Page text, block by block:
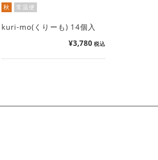
秋 常温便
kuri-mo(くりーも) 14個入
¥3,780 税込